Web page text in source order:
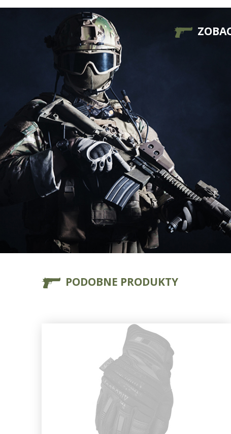
PODOBNE PRODUKTY